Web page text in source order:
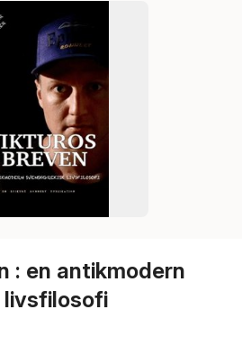
: en antikmodern
livsfilosofi